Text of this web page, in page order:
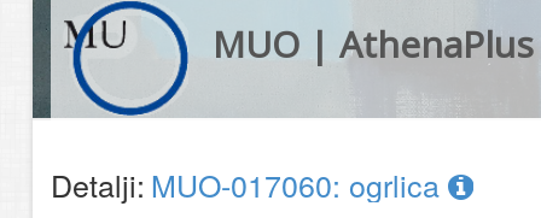
MUO | AthenaPlus
Detalji: MUO-017060: ogrlica